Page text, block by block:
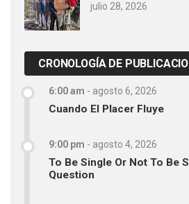
julio 28, 2026
CRONOLOGÍA DE
6:00 am - agosto 6, 2026
Cuando El Placer Fluye
9:00 pm - agosto 4, 2026
To Be Single Or Not To Be
Question